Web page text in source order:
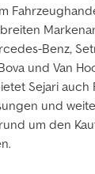
Benz,
und Van
Sejari auch
und
um den